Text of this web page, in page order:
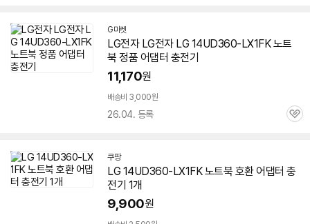
G마켓
LG전자 LG전자 LG 14UD360-LX1FK 노트
북 정품 어댑터 충전기
11,170원
배송비 3,000원
26.04. 등록
관
쿠팡
LG 14UD360-LX1FK 노트북 호환 어댑터 충
전기 1개
9,900원